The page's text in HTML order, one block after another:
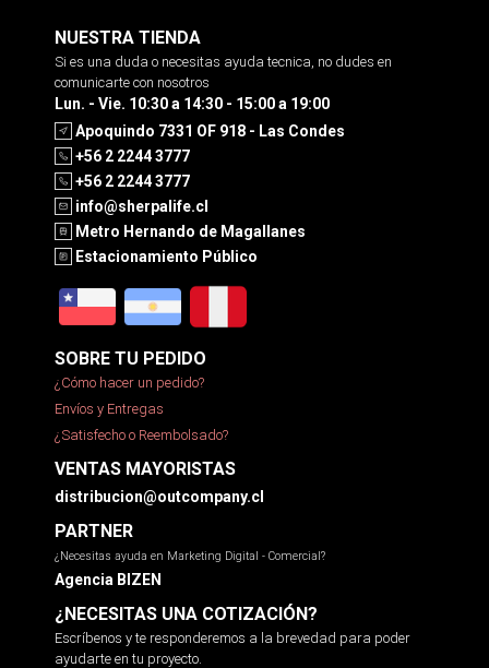
NUESTRA TIENDA
Si es una duda o necesitas ayuda tecnica, no dudes en
comunicarte con nosotros
Lun. - Vie. 10:30 a 14:30 - 15:00 a 19:00
Apoquindo 7331 OF 918 - Las Condes
+56 2 2244 3777
+56 2 2244 3777
info@sherpalife.cl
Metro Hernando de Magallanes
Estacionamiento Público
SOBRE TU PEDIDO
¿Cómo hacer un pedido?
Envíos y Entregas
¿Satisfecho o Reembolsado?
VENTAS MAYORISTAS
distribucion@outcompany.cl
PARTNER
¿Necesitas ayuda en Marketing Digital - Comercial?
Agencia BIZEN
¿NECESITAS UNA COTIZACIÓN?
Escríbenos y te responderemos a la brevedad para poder
ayudarte en tu proyecto.